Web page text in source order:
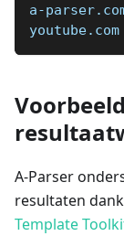
a-
youtube.com
A-Parser
resultaten
Template